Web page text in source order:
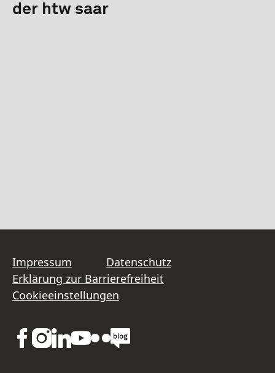
der htw saar
Impressum
Datenschutz
Erklärung zur Barrierefreiheit
Cookieeinstellungen